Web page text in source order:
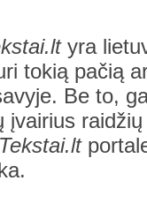
yra
tokią pačią
Be to,
įvairius